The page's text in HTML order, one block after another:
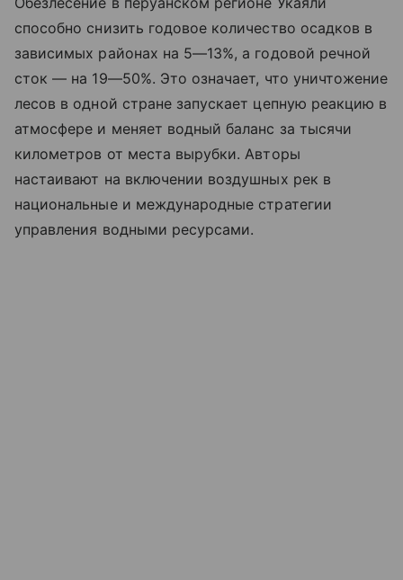
способно снизить годовое количество осадков в
зависимых районах на 5—13%, а годовой речной
сток — на 19—50%. Это означает, что уничтожение
лесов в одной стране запускает цепную реакцию в
атмосфере и меняет водный баланс за тысячи
километров от места вырубки. Авторы
настаивают на включении воздушных рек в
национальные и международные стратегии
управления водными ресурсами.